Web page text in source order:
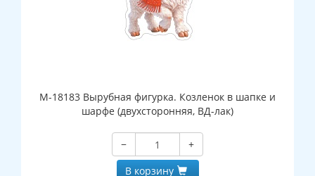
М-18183 Вырубная фигурка. Козленок в шапке и
шарфе (двухсторонняя, ВД-лак)
−
+
В корзину